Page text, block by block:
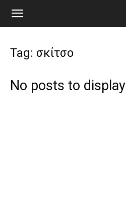
Tag: σκίτσο
No posts to display